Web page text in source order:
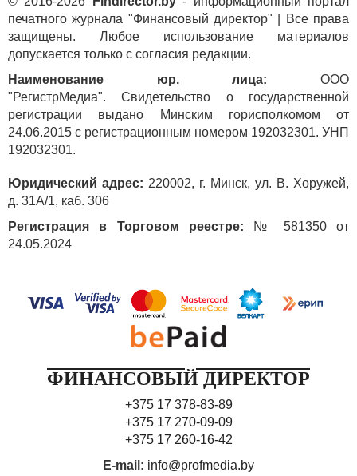
печатного журнала "Финансовый директор" | Все права
защищены. Любое использование материалов
допускается только с согласия редакции.
Наименование юр. лица: ООО
"РегистрМедиа". Свидетельство о государственной
регистрации выдано Минским горисполкомом от
24.06.2015 с регистрационным номером 192032301. УНП
192032301.
Юридический адрес: 220002, г. Минск, ул. В. Хоружей,
д. 31А/1, каб. 306
Регистрация в Торговом реестре: № 581350 от
24.05.2024
ФИНАНСОВЫЙ ДИРЕКТОР
+375 17 378-83-89
+375 17 270-09-09
+375 17 260-16-42
E-mail: info@profmedia.by